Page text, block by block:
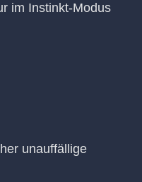
im Instinkt-Modus
unauffällige